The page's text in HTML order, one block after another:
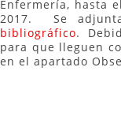
Enfermería, hasta
2017. Se
bibliográfico.
para que lleguen
en el apartado